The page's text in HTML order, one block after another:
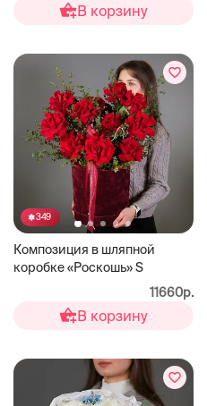
В корзину
349
Композиция в шляпной
коробке «Роскошь» S
11660р.
В корзину